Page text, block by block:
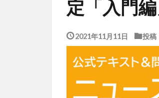
定「入門編
2021年11月11日 投稿